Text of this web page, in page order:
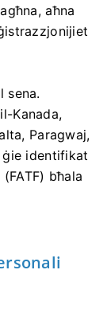
aħna
sena.
Kanada,
Paragwaj,
identifikat
bħala